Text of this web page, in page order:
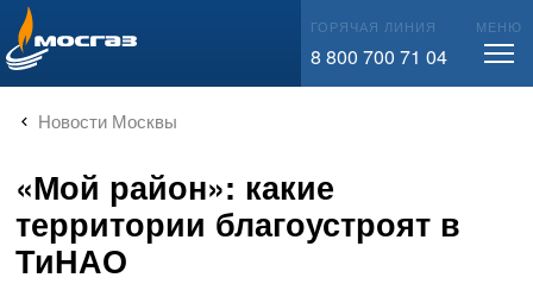
info@mos-gaz.ru ГОРЯЧАЯ ЛИНИЯ
8 800 700 71 04
МЕНЮ
Новости Москвы
«Мой район»: какие
территории благоустроят в
ТиНАО